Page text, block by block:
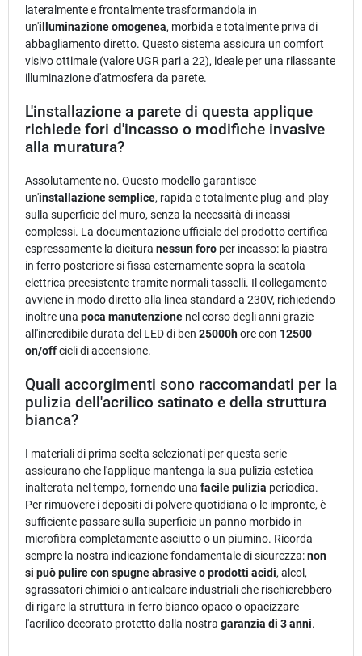
lateralmente e frontalmente trasformandola in
un'illuminazione omogenea, morbida e totalmente priva di
abbagliamento diretto. Questo sistema assicura un comfort
visivo ottimale (valore UGR pari a 22), ideale per una rilassante
illuminazione d'atmosfera da parete.
L'installazione a parete di questa applique
richiede fori d'incasso o modifiche invasive
alla muratura?
Assolutamente no. Questo modello garantisce
un'installazione semplice, rapida e totalmente plug-and-play
sulla superficie del muro, senza la necessità di incassi
complessi. La documentazione ufficiale del prodotto certifica
espressamente la dicitura nessun foro per incasso: la piastra
in ferro posteriore si fissa esternamente sopra la scatola
elettrica preesistente tramite normali tasselli. Il collegamento
avviene in modo diretto alla linea standard a 230V, richiedendo
inoltre una poca manutenzione nel corso degli anni grazie
all'incredibile durata del LED di ben 25000hore con 12500
on/offcicli di accensione.
Quali accorgimenti sono raccomandati per la
pulizia dell'acrilico satinato e della struttura
bianca?
I materiali di prima scelta selezionati per questa serie
assicurano che l'applique mantenga la sua pulizia estetica
inalterata nel tempo, fornendo una facile pulizia periodica.
Per rimuovere i depositi di polvere quotidiana o le impronte, è
sufficiente passare sulla superficie un panno morbido in
microfibra completamente asciutto o un piumino. Ricorda
sempre la nostra indicazione fondamentale di sicurezza:non
si può pulire con spugne abrasive o prodotti acidi, alcol,
sgrassatori chimici o anticalcare industriali che rischierebbero
di rigare la struttura in ferro bianco opaco o opacizzare
l'acrilico decorato protetto dalla nostra garanzia di 3 anni.